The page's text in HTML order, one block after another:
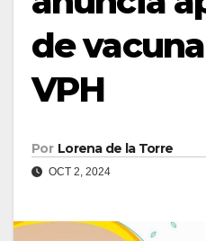
de
VPH
Por Lorena de la Torre
OCT 2, 2024